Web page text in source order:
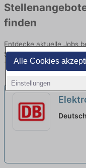
Alle Cookies
Einstellungen
finden
Entdecke aktuelle Jobs
Stellenangebote im
Teilzeit oder Ausbildung.